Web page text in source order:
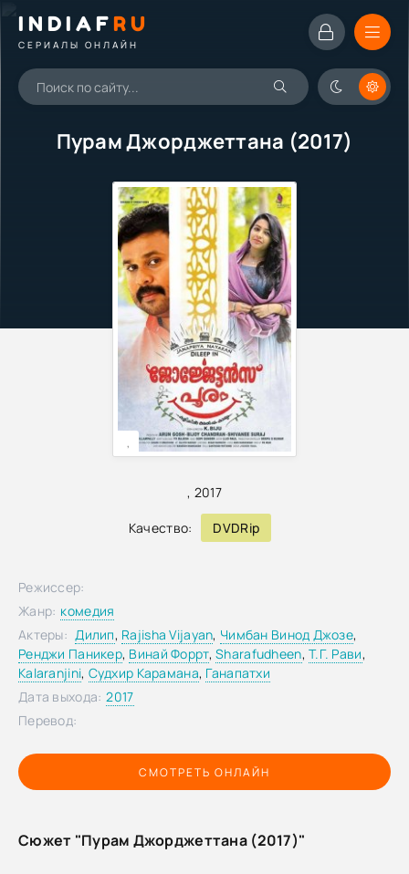
INDIAFRU
СЕРИАЛЫ ОНЛАЙН
Пурам Джорджеттана (2017)
, 2017
Качество: DVDRip
,
СМОТРЕТЬ ОНЛАЙН
Режиссер:
Жанр: комедия
Актеры: Дилип, Rajisha Vijayan, Чимбан Винод Джозе,
Ренджи Паникер, Винай Форрт,Sharafudheen,Т.Г. Рави,
Kalaranjini, Судхир Карамана, Ганапатхи
Дата выхода: 2017
Перевод:
Сюжет "Пурам Джорджеттана (2017)"